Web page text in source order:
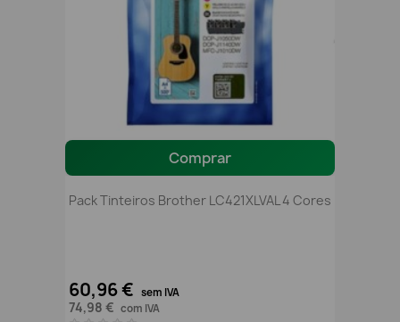
Comprar
Pack Tinteiros Brother LC421XLVAL 4 Cores
60,96 € sem IVA
74,98 € com IVA